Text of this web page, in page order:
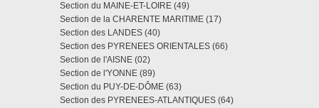
Section du MAINE-ET-LOIRE (49)
Section de la CHARENTE MARITIME (17)
Section des LANDES (40)
Section des PYRENEES ORIENTALES (66)
Section de l'AISNE (02)
Section de l'YONNE (89)
Section du PUY-DE-DÔME (63)
Section des PYRENEES-ATLANTIQUES (64)